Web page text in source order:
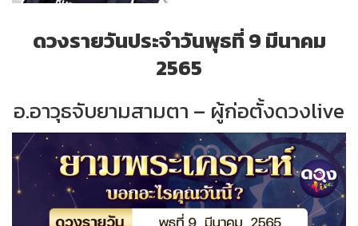
ดวงรายวันประจำวันพุธที่ 9 มีนาคม
2565
อ.อาวุธจับยามสามตา – ผู้ก่อตั้งดวงlive